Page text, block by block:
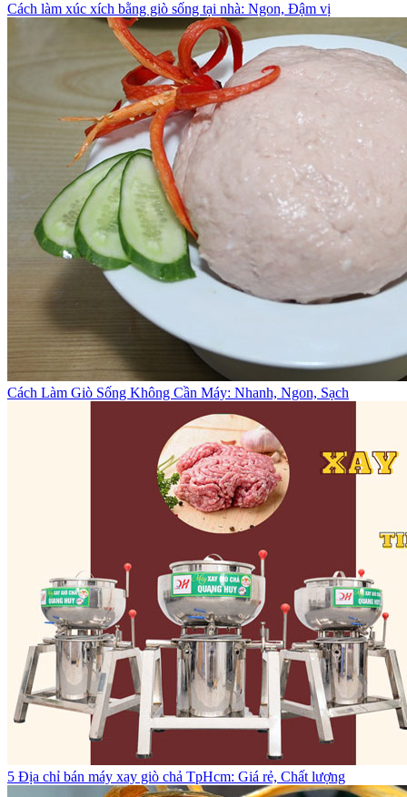
Cách làm xúc xích bằng giò sống tại nhà: Ngon, Đậm vị
Cách Làm Giò Sống Không Cần Máy: Nhanh, Ngon, Sạch
5 Địa chỉ bán máy xay giò chả TpHcm: Giá rẻ, Chất lượng